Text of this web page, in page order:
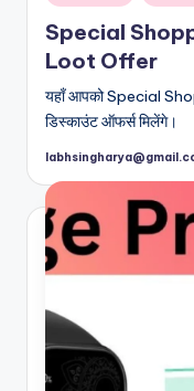
in
Special
Loot Offer
यहाँ आपको Special
डिस्काउंट ऑफर्स मिलेंगे।
Posted